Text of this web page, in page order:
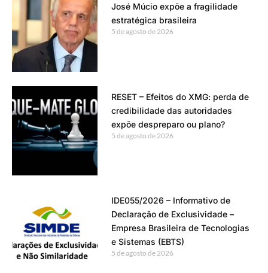
José Múcio expõe a fragilidade
estratégica brasileira
5 de agosto de 2026
RESET – Efeitos do XMG: perda de
credibilidade das autoridades
expõe despreparo ou plano?
5 de agosto de 2026
IDE055/2026 – Informativo de
Declaração de Exclusividade –
Empresa Brasileira de Tecnologias
e Sistemas (EBTS)
5 de agosto de 2026